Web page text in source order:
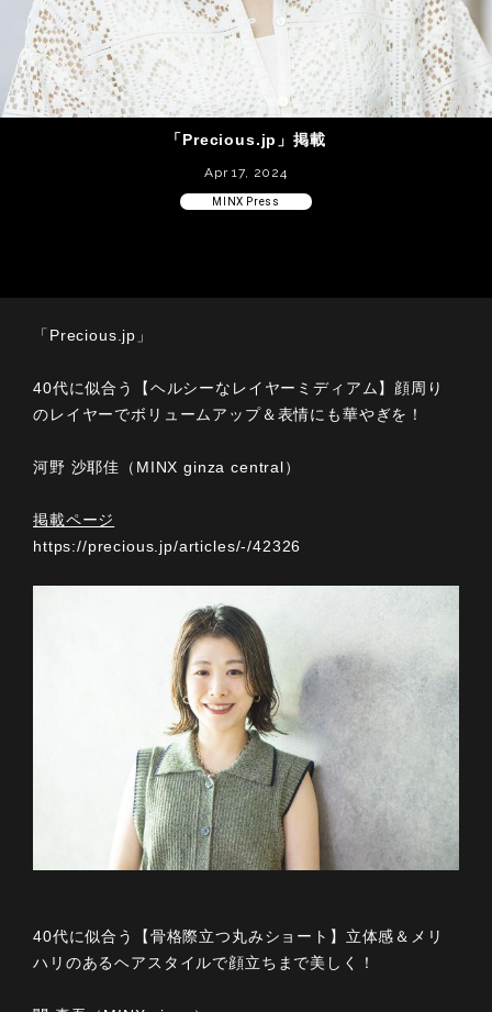
「Precious.jp」掲載
Apr 17, 2024
MINX Press
「Precious.jp」
40代に似合う【ヘルシーなレイヤーミディアム】顔周り
のレイヤーでボリュームアップ＆表情にも華やぎを！
河野 沙耶佳（MINX ginza central）
掲載ページ
https://precious.jp/articles/-/42326
40代に似合う【骨格際立つ丸みショート】立体感＆メリ
ハリのあるヘアスタイルで顔立ちまで美しく！